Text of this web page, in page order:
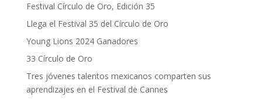
Festival Círculo de Oro, Edición 35
Llega el Festival 35 del Círculo de Oro
Young Lions 2024 Ganadores
33 Círculo de Oro
Tres jóvenes talentos mexicanos comparten sus
aprendizajes en el Festival de Cannes